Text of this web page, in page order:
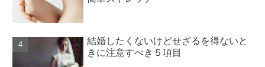
結婚したくないけどせざるを得ないと
きに注意すべき５項目